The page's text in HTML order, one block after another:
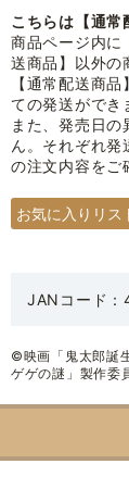
こちらは【通常
商品ページ内に
送商品】以外の
【通常配送商
ての発送ができ
また、発売日
ん。それぞれ
の注文内容をご
JANコード
©映画「鬼太郎誕
ゲゲの謎」製作委